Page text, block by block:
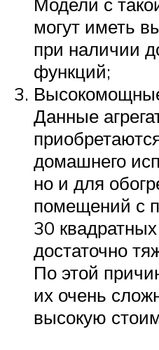
могут иметь
при наличии
функций;
Данные
домашнего
но и для
помещений с
30
достаточно
По этой
их очень
высокую